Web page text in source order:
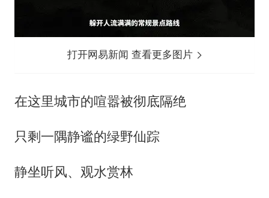
打开网易新闻 查看更多图片
在这里城市的喧嚣被彻底隔绝
只剩一隅静谧的绿野仙踪
静坐听风、观水赏林